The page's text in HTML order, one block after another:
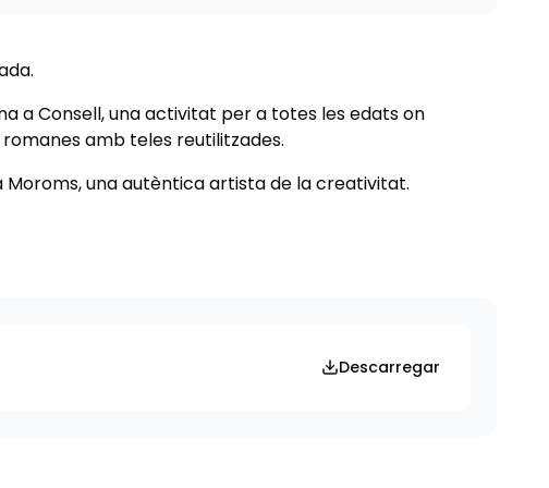
a Consell, una activitat per a totes les edats on
amb teles reutilitzades.
una autèntica artista de la creativitat.
Descarregar